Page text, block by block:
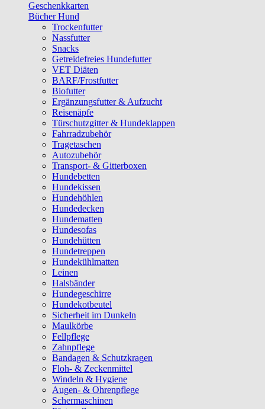
Geschenkkarten
Bücher Hund
Trockenfutter
Nassfutter
Snacks
Getreidefreies Hundefutter
VET Diäten
BARF/Frostfutter
Biofutter
Ergänzungsfutter & Aufzucht
Reisenäpfe
Türschutzgitter & Hundeklappen
Fahrradzubehör
Tragetaschen
Autozubehör
Transport- & Gitterboxen
Hundebetten
Hundekissen
Hundehöhlen
Hundedecken
Hundematten
Hundesofas
Hundehütten
Hundetreppen
Hundekühlmatten
Leinen
Halsbänder
Hundegeschirre
Hundekotbeutel
Sicherheit im Dunkeln
Maulkörbe
Fellpflege
Zahnpflege
Bandagen & Schutzkragen
Floh- & Zeckenmittel
Windeln & Hygiene
Augen- & Ohrenpflege
Schermaschinen